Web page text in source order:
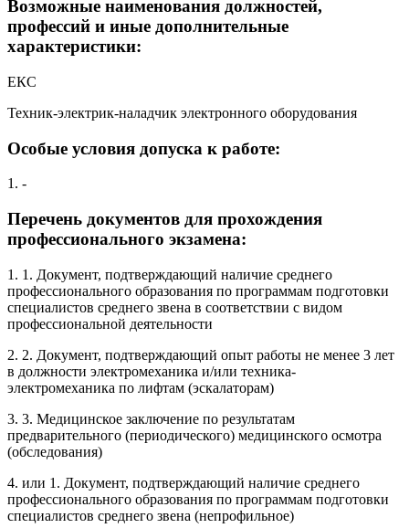
Возможные наименования должностей,
профессий и иные дополнительные
характеристики:
ЕКС
Техник-электрик-наладчик электронного оборудования
Особые условия допуска к работе:
1. -
Перечень документов для прохождения
профессионального экзамена:
1. 1. Документ, подтверждающий наличие среднего
профессионального образования по программам подготовки
специалистов среднего звена в соответствии с видом
профессиональной деятельности
2. 2. Документ, подтверждающий опыт работы не менее 3 лет
в должности электромеханика и/или техника-
электромеханика по лифтам (эскалаторам)
3. 3. Медицинское заключение по результатам
предварительного (периодического) медицинского осмотра
(обследования)
4. или 1. Документ, подтверждающий наличие среднего
профессионального образования по программам подготовки
специалистов среднего звена (непрофильное)